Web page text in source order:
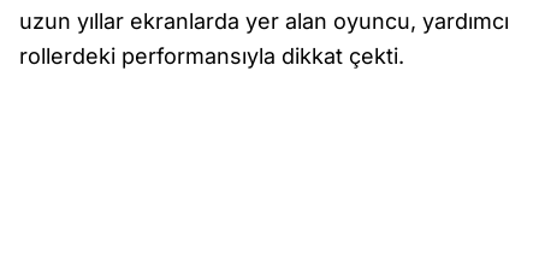
uzun yıllar ekranlarda yer alan oyuncu, yardımcı
rollerdeki performansıyla dikkat çekti.